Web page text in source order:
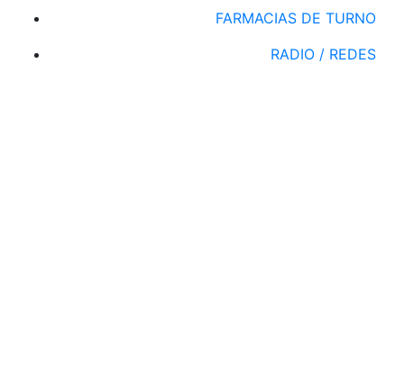
FARMACIAS DE TURNO
RADIO / REDES